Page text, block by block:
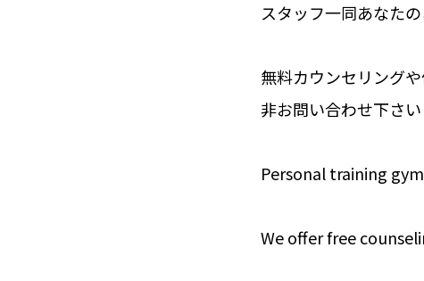
スタッフ一同あなた
無料カウンセリング
非お問い合わせ下さい
Personal training
We offer free